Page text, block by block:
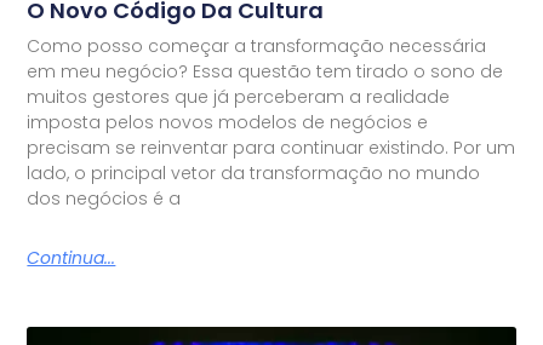
O Novo Código Da Cultura
Como posso começar a transformação necessária
em meu negócio? Essa questão tem tirado o sono de
muitos gestores que já perceberam a realidade
imposta pelos novos modelos de negócios e
precisam se reinventar para continuar existindo. Por um
lado, o principal vetor da transformação no mundo
dos negócios é a
Continua...